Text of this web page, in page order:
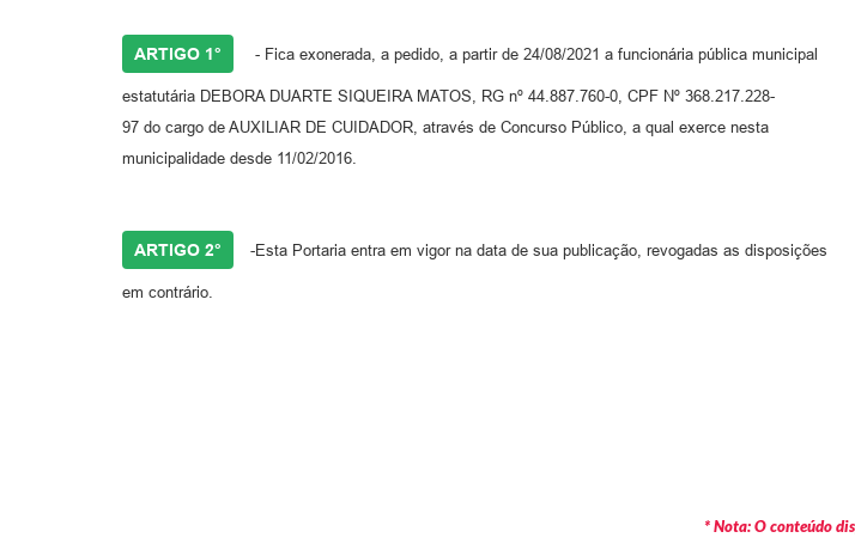
ARTIGO 1° - Fica exonerada, a pedido, a partir de 24/08/2021 a funcionária pública municipal
estatutária DEBORA DUARTE SIQUEIRA MATOS, RG nº 44.887.760-0, CPF Nº 368.217.228-
97 do cargo de AUXILIAR DE CUIDADOR, através de Concurso Público, a qual exerce nesta
municipalidade desde 11/02/2016.
ARTIGO 2° -Esta Portaria entra em vigor na data de sua publicação, revogadas as disposições
em contrário.
* Nota: O conteúdo